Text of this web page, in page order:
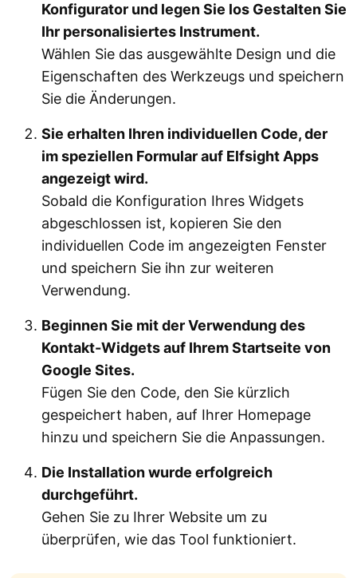
Konfigurator und legen Sie los Gestalten Sie
Ihr personalisiertes Instrument.
Wählen Sie das ausgewählte Design und die
Eigenschaften des Werkzeugs und speichern
Sie die Änderungen.
Sie erhalten Ihren individuellen Code, der
im speziellen Formular auf Elfsight Apps
angezeigt wird.
Sobald die Konfiguration Ihres Widgets
abgeschlossen ist, kopieren Sie den
individuellen Code im angezeigten Fenster
und speichern Sie ihn zur weiteren
Verwendung.
Beginnen Sie mit der Verwendung des
Kontakt-Widgets auf Ihrem Startseite von
Google Sites.
Fügen Sie den Code, den Sie kürzlich
gespeichert haben, auf Ihrer Homepage
hinzu und speichern Sie die Anpassungen.
Die Installation wurde erfolgreich
durchgeführt.
Gehen Sie zu Ihrer Website um zu
überprüfen, wie das Tool funktioniert.